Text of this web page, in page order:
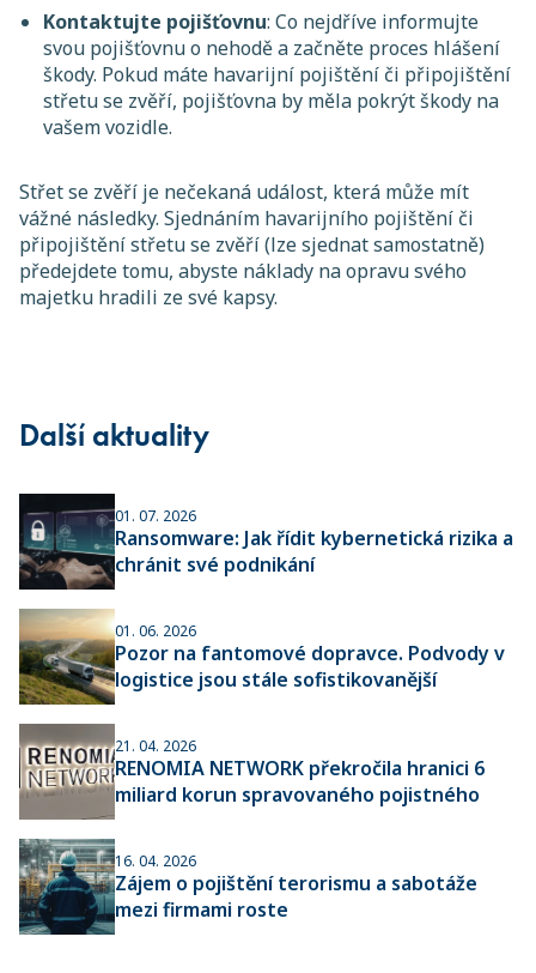
Kontaktujte pojišťovnu: Co nejdříve informujte
svou pojišťovnu o nehodě a začněte proces hlášení
škody. Pokud máte havarijní pojištění či připojištění
střetu se zvěří, pojišťovna by měla pokrýt škody na
vašem vozidle.
Střet se zvěří je nečekaná událost, která může mít
vážné následky. Sjednáním havarijního pojištění či
připojištění střetu se zvěří (lze sjednat samostatně)
předejdete tomu, abyste náklady na opravu svého
majetku hradili ze své kapsy.
Další aktuality
01. 07. 2026
Ransomware: Jak řídit kybernetická rizika a
chránit své podnikání
01. 06. 2026
Pozor na fantomové dopravce. Podvody v
logistice jsou stále sofistikovanější
21. 04. 2026
RENOMIA NETWORK překročila hranici 6
miliard korun spravovaného pojistného
16. 04. 2026
Zájem o pojištění terorismu a sabotáže
mezi firmami roste